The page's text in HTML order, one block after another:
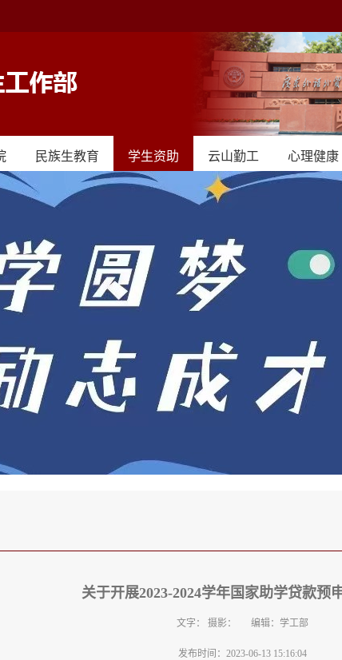
民族生教育 学生资助 云山勤工 心理健康
关于开展2023-2024学年国家助学贷款预
文字： 摄影： 编辑：学工部
发布时间：2023-06-13 15:16:04